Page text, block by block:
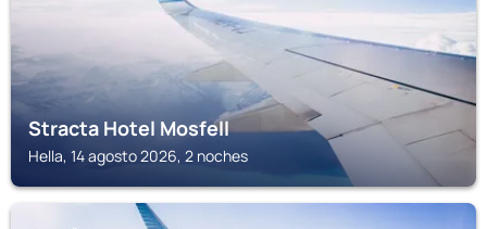
Stracta Hotel Mosfell
Hella, 14 agosto 2026, 2 noches